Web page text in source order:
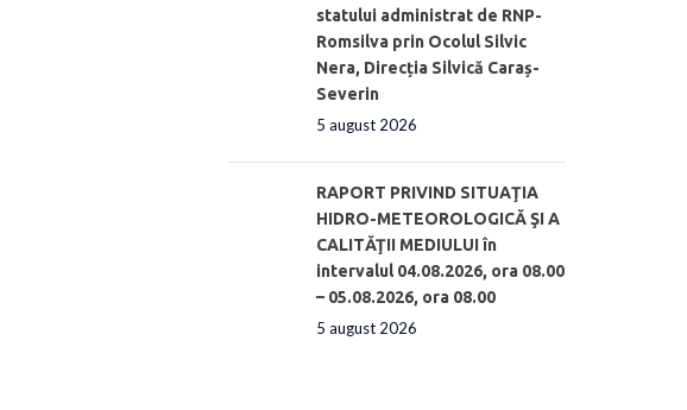
statului administrat de RNP-
Romsilva prin Ocolul Silvic
Nera, Direcția Silvică Caraș-
Severin
5 august 2026
RAPORT PRIVIND SITUAŢIA
HIDRO-METEOROLOGICĂ ŞI A
CALITĂŢII MEDIULUI în
intervalul 04.08.2026, ora 08.00
– 05.08.2026, ora 08.00
5 august 2026